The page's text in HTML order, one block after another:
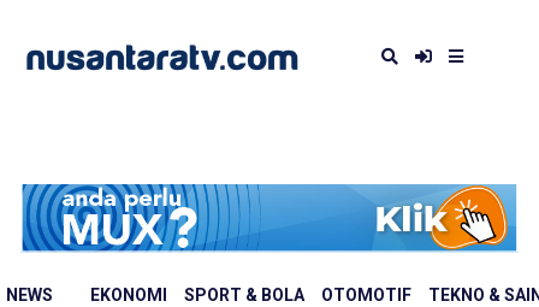
NEWS EKONOMI SPORT & BOLA OTOMOTIF TEKNO &